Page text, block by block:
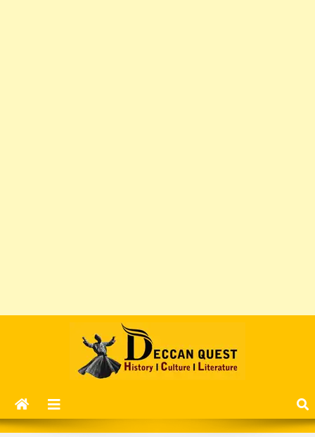
Deccan Quest